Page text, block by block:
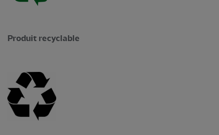
Produit recyclable